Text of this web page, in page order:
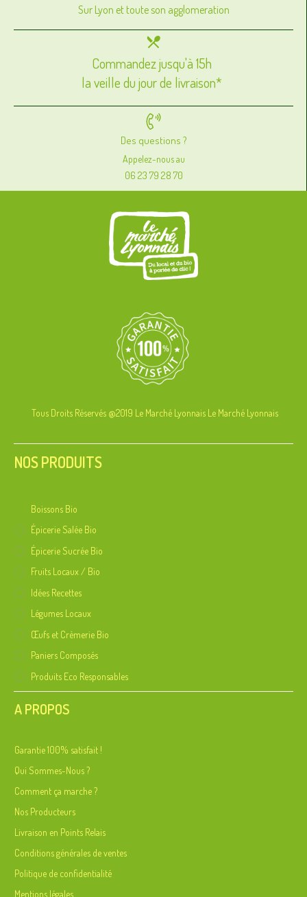
Sur Lyon et toute son agglomeration
Commandez jusqu'à 15h
la veille du jour de livraison*
Des questions ?
Appelez-nous au
06 23 79 28 70
Tous Droits Réservés @2019 Le Marché Lyonnais Le Marché Lyonnais
NOS PRODUITS
Boissons Bio
Épicerie Salée Bio
Épicerie Sucrée Bio
Fruits Locaux / Bio
Idées Recettes
Légumes Locaux
Œufs et Crèmerie Bio
Paniers Composés
Produits Eco Responsables
A PROPOS
Garantie 100% satisfait !
Qui Sommes-Nous ?
Comment ça marche ?
Nos Producteurs
Livraison en Points Relais
Conditions générales de ventes
Politique de confidentialité
Mentions légales